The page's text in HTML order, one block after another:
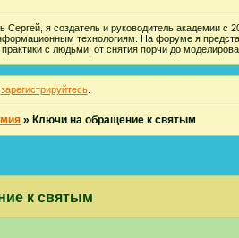
Сергей, я создатель и руководитель академии с
технологиям. На форуме я
с людьми; от снятия порчи до
зарегистрируйтесь.
»Ключи на обращение к святым
к святым